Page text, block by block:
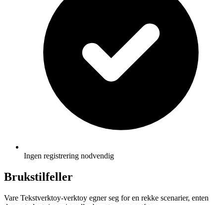
Ingen registrering nodvendig
Brukstilfeller
Vare Tekstverktoy-verktoy egner seg for en rekke scenarier, enten